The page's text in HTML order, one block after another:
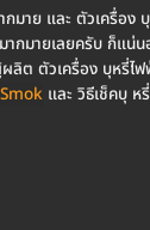
มาย และ ตัวเครื่อ
มายเลยครับ ก็แน่
ตัวเครื่อง บุหรี่ไ
และ วิธีเช็คบุ ห